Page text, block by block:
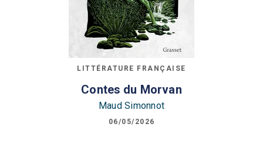
LITTÉRATURE FRANÇAISE
Contes du Morvan
Maud Simonnot
06/05/2026